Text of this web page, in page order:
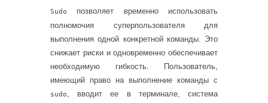
Sudo
позволяет временно использовать
полномочия суперпользователя для
выполнения одной конкретной команды. Это
снижает риски и одновременно обеспечивает
необходимую гибкость. Пользователь,
имеющий право на выполнение команды с
sudo, вводит ее в терминале, система